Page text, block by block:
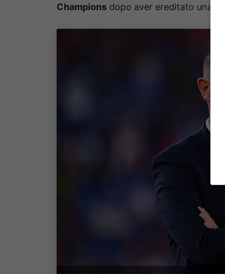
Champions dopo aver ereditato una